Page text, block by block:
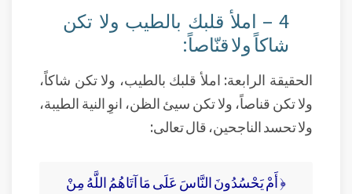
4 – املأ قلبك بالطيب ولا تكن
شاكاً ولا قنّاصاً:
الحقيقة الرابعة: املأ قلبك بالطيب، ولا تكن شاكاً،
ولا تكن قناصاً، ولا تكن سيئ الظن، انوِ النية الطيبة،
ولا تحسد الناجحين، قال تعالى:
﴿ أَمْ يَحْسُدُونَ النَّاسَ عَلَى مَا آتَاهُمُ اللَّهُ مِنْ